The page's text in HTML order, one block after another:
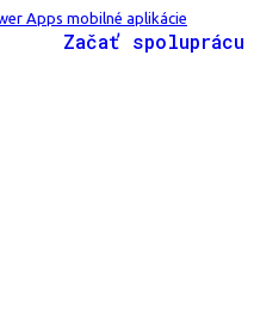
Začať spoluprácu